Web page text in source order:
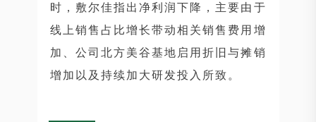
时，敷尔佳指出净利润下降，主要由于
线上销售占比增长带动相关销售费用增
加、公司北方美谷基地启用折旧与摊销
增加以及持续加大研发投入所致。